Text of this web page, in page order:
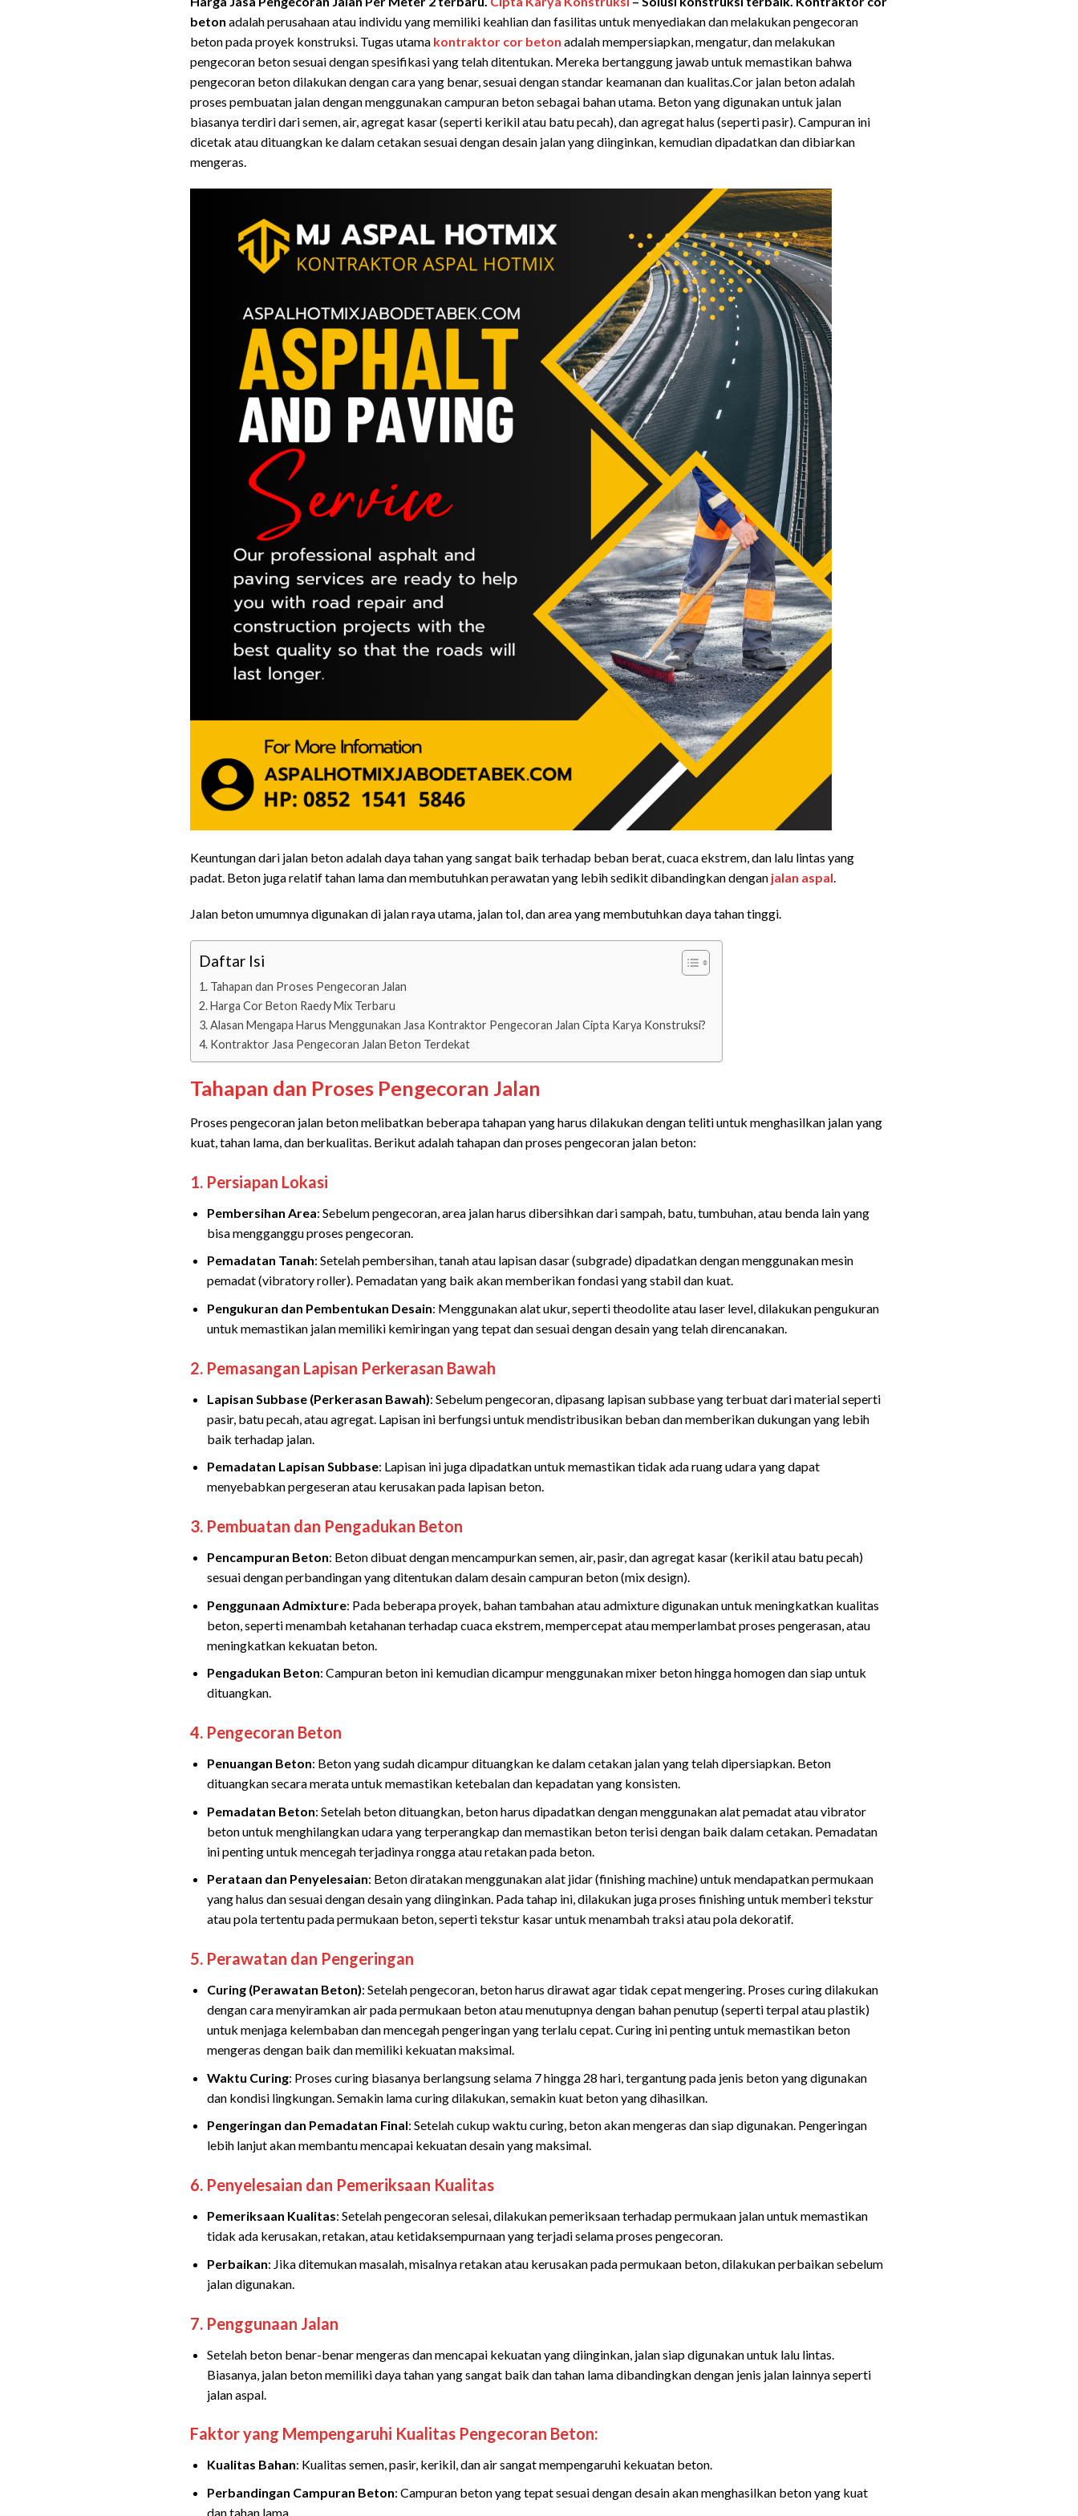
beton adalah perusahaan atau individu yang memiliki keahlian dan fasilitas untuk menyediakan dan melakukan pengecoran
beton pada proyek konstruksi. Tugas utama kontraktor cor beton adalah mempersiapkan, mengatur, dan melakukan
pengecoran beton sesuai dengan spesifikasi yang telah ditentukan. Mereka bertanggung jawab untuk memastikan bahwa
pengecoran beton dilakukan dengan cara yang benar, sesuai dengan standar keamanan dan kualitas.Cor jalan beton adalah
proses pembuatan jalan dengan menggunakan campuran beton sebagai bahan utama. Beton yang digunakan untuk jalan
biasanya terdiri dari semen, air, agregat kasar (seperti kerikil atau batu pecah), dan agregat halus (seperti pasir). Campuran ini
dicetak atau dituangkan ke dalam cetakan sesuai dengan desain jalan yang diinginkan, kemudian dipadatkan dan dibiarkan
mengeras.
Keuntungan dari jalan beton adalah daya tahan yang sangat baik terhadap beban berat, cuaca ekstrem, dan lalu lintas yang
padat. Beton juga relatif tahan lama dan membutuhkan perawatan yang lebih sedikit dibandingkan dengan jalan aspal
Jalan beton umumnya digunakan di jalan raya utama, jalan tol, dan area yang membutuhkan daya tahan tinggi.
Daftar Isi
Tahapan dan Proses Pengecoran Jalan
Harga Cor Beton Raedy Mix Terbaru
Alasan Mengapa Harus Menggunakan Jasa Kontraktor Pengecoran Jalan Cipta Karya Konstruksi?
Kontraktor Jasa Pengecoran Jalan Beton Terdekat
Tahapan dan Proses Pengecoran Jalan
Proses pengecoran jalan beton melibatkan beberapa tahapan yang harus dilakukan dengan teliti untuk menghasilkan jalan yang
kuat, tahan lama, dan berkualitas. Berikut adalah tahapan dan proses pengecoran jalan beton:
1. Persiapan Lokasi
Pembersihan Area: Sebelum pengecoran, area jalan harus dibersihkan dari sampah, batu, tumbuhan, atau benda lain yang
bisa mengganggu proses pengecoran.
Pemadatan Tanah: Setelah pembersihan, tanah atau lapisan dasar (subgrade) dipadatkan dengan menggunakan mesin
pemadat (vibratory roller). Pemadatan yang baik akan memberikan fondasi yang stabil dan kuat.
Pengukuran dan Pembentukan Desain: Menggunakan alat ukur, seperti theodolite atau laser level, dilakukan pengukuran
untuk memastikan jalan memiliki kemiringan yang tepat dan sesuai dengan desain yang telah direncanakan.
2. Pemasangan Lapisan Perkerasan Bawah
Lapisan Subbase (Perkerasan Bawah): Sebelum pengecoran, dipasang lapisan subbase yang terbuat dari material seperti
pasir, batu pecah, atau agregat. Lapisan ini berfungsi untuk mendistribusikan beban dan memberikan dukungan yang lebih
baik terhadap jalan.
Pemadatan Lapisan Subbase: Lapisan ini juga dipadatkan untuk memastikan tidak ada ruang udara yang dapat
menyebabkan pergeseran atau kerusakan pada lapisan beton.
3. Pembuatan dan Pengadukan Beton
Pencampuran Beton: Beton dibuat dengan mencampurkan semen, air, pasir, dan agregat kasar (kerikil atau batu pecah)
sesuai dengan perbandingan yang ditentukan dalam desain campuran beton (mix design).
Penggunaan Admixture: Pada beberapa proyek, bahan tambahan atau admixture digunakan untuk meningkatkan kualitas
beton, seperti menambah ketahanan terhadap cuaca ekstrem, mempercepat atau memperlambat proses pengerasan, atau
meningkatkan kekuatan beton.
Pengadukan Beton: Campuran beton ini kemudian dicampur menggunakan mixer beton hingga homogen dan siap untuk
dituangkan.
4. Pengecoran Beton
Penuangan Beton: Beton yang sudah dicampur dituangkan ke dalam cetakan jalan yang telah dipersiapkan. Beton
dituangkan secara merata untuk memastikan ketebalan dan kepadatan yang konsisten.
Pemadatan Beton: Setelah beton dituangkan, beton harus dipadatkan dengan menggunakan alat pemadat atau vibrator
beton untuk menghilangkan udara yang terperangkap dan memastikan beton terisi dengan baik dalam cetakan. Pemadatan
ini penting untuk mencegah terjadinya rongga atau retakan pada beton.
Perataan dan Penyelesaian: Beton diratakan menggunakan alat jidar (finishing machine) untuk mendapatkan permukaan
yang halus dan sesuai dengan desain yang diinginkan. Pada tahap ini, dilakukan juga proses finishing untuk memberi tekstur
atau pola tertentu pada permukaan beton, seperti tekstur kasar untuk menambah traksi atau pola dekoratif.
5. Perawatan dan Pengeringan
Curing (Perawatan Beton): Setelah pengecoran, beton harus dirawat agar tidak cepat mengering. Proses curing dilakukan
dengan cara menyiramkan air pada permukaan beton atau menutupnya dengan bahan penutup (seperti terpal atau plastik)
untuk menjaga kelembaban dan mencegah pengeringan yang terlalu cepat. Curing ini penting untuk memastikan beton
mengeras dengan baik dan memiliki kekuatan maksimal.
Waktu Curing: Proses curing biasanya berlangsung selama 7 hingga 28 hari, tergantung pada jenis beton yang digunakan
dan kondisi lingkungan. Semakin lama curing dilakukan, semakin kuat beton yang dihasilkan.
Pengeringan dan Pemadatan Final: Setelah cukup waktu curing, beton akan mengeras dan siap digunakan. Pengeringan
lebih lanjut akan membantu mencapai kekuatan desain yang maksimal.
6. Penyelesaian dan Pemeriksaan Kualitas
Pemeriksaan Kualitas: Setelah pengecoran selesai, dilakukan pemeriksaan terhadap permukaan jalan untuk memastikan
tidak ada kerusakan, retakan, atau ketidaksempurnaan yang terjadi selama proses pengecoran.
Perbaikan: Jika ditemukan masalah, misalnya retakan atau kerusakan pada permukaan beton, dilakukan perbaikan sebelum
jalan digunakan.
7. Penggunaan Jalan
Setelah beton benar-benar mengeras dan mencapai kekuatan yang diinginkan, jalan siap digunakan untuk lalu lintas.
Biasanya, jalan beton memiliki daya tahan yang sangat baik dan tahan lama dibandingkan dengan jenis jalan lainnya seperti
jalan aspal.
Faktor yang Mempengaruhi Kualitas Pengecoran Beton:
Kualitas Bahan: Kualitas semen, pasir, kerikil, dan air sangat mempengaruhi kekuatan beton.
Perbandingan Campuran Beton: Campuran beton yang tepat sesuai dengan desain akan menghasilkan beton yang kuat
dan tahan lama.